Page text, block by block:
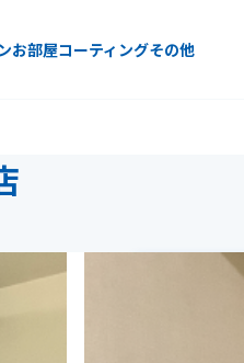
お部屋コーティングその他